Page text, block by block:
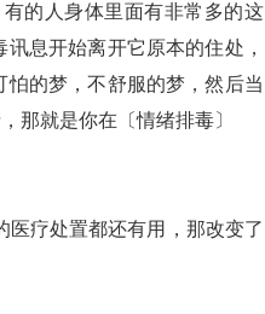
的人身体里面有非常多的这
息开始离开它原本的住处，
的梦，不舒服的梦，然后当
那就是你在〔情绪排毒〕
医疗处置都还有用，那改变了